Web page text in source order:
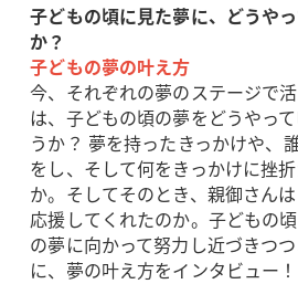
子どもの頃に見た夢に、どうや
か？
子どもの夢の叶え方
今、それぞれの夢のステージで
は、子どもの頃の夢をどうやっ
うか？ 夢を持ったきっかけや、
をし、そして何をきっかけに挫
か。そしてそのとき、親御さん
応援してくれたのか。子どもの
の夢に向かって努力し近づきつ
に、夢の叶え方をインタビュー！